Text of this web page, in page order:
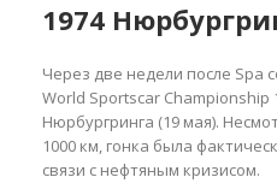
1974
Через две недели после Spa
World Sportscar Championship
Нюрбургринга (19 мая).
1000 км, гонка была
связи с нефтяным кризисом.